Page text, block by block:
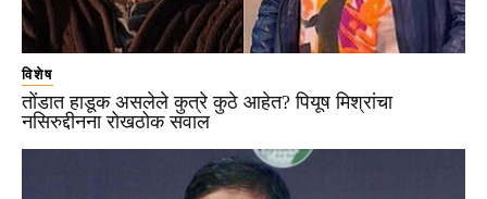
विशेष
तोंडात हाडूक असलेले कुत्रे कुठे आहेत? पियूष मिश्रांचा
नसिरुद्दीनना रोखठोक सवाल